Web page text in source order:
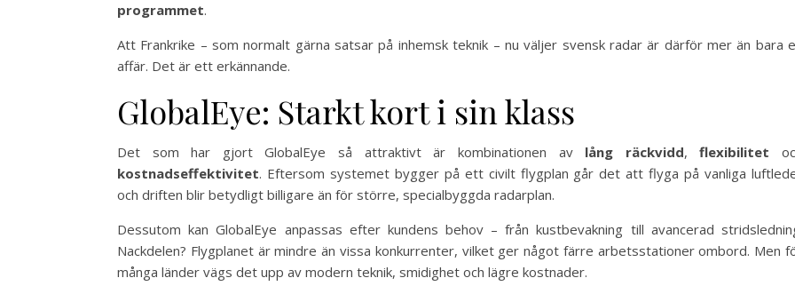
programmet.
Att Frankrike – som normalt gärna satsar på inhemsk teknik – nu väljer svensk radar är därför mer än bara
affär. Det är ett erkännande.
GlobalEye: Starkt kort i sin klass
Det som har gjort GlobalEye så attraktivt är kombinationen av lång räckvidd,flexibilitet
kostnadseffektivitet. Eftersom systemet bygger på ett civilt flygplan går det att flyga på vanliga
och driften blir betydligt billigare än för större, specialbyggda radarplan.
Dessutom kan GlobalEye anpassas efter kundens behov – från kustbevakning till avancerad
Nackdelen? Flygplanet är mindre än vissa konkurrenter, vilket ger något färre arbetsstationer ombord. Men
många länder vägs det upp av modern teknik, smidighet och lägre kostnader.